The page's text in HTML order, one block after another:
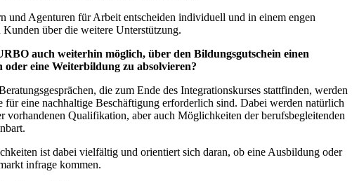
und Agenturen für Arbeit entscheiden individuell und in einem engen
über die weitere Unterstützung.
auch weiterhin möglich, über den Bildungsgutschein einen
oder eine Weiterbildung zu absolvieren?
die zum Ende des Integrationskurses stattfinden, werden
für eine nachhaltige Beschäftigung erforderlich sind. Dabei werden natürlich
vorhandenen Qualifikation, aber auch Möglichkeiten der berufsbegleitenden
ist dabei vielfältig und orientiert sich daran, ob eine Ausbildung oder
infrage kommen.